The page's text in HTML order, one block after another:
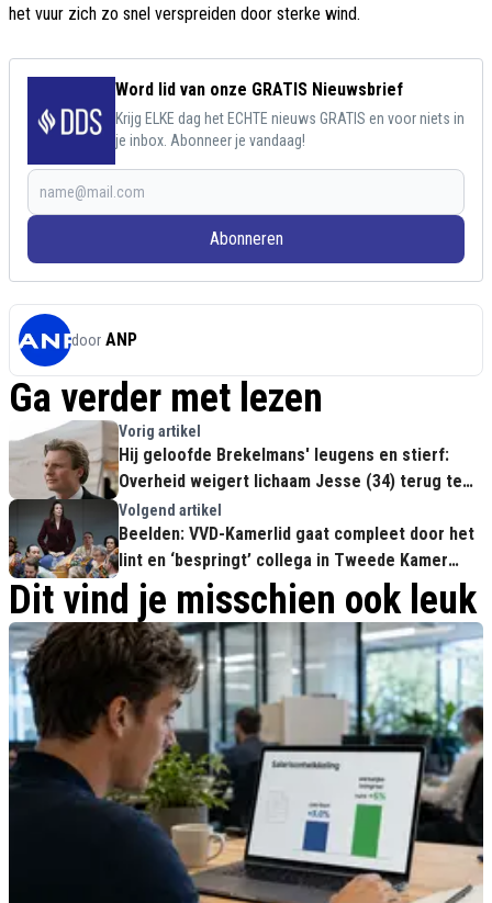
het vuur zich zo snel verspreiden door sterke wind.
Word lid van onze GRATIS Nieuwsbrief
Krijg ELKE dag het ECHTE nieuws GRATIS en voor niets in
je inbox. Abonneer je vandaag!
Abonneren
door ANP
Ga verder met lezen
Vorig artikel
Hij geloofde Brekelmans' leugens en stierf:
Overheid weigert lichaam Jesse (34) terug te
halen uit Oekraïne
Volgend artikel
Beelden: VVD-Kamerlid gaat compleet door het
lint en ‘bespringt’ collega in Tweede Kamer
(Totale afgang)
Dit vind je misschien ook leuk